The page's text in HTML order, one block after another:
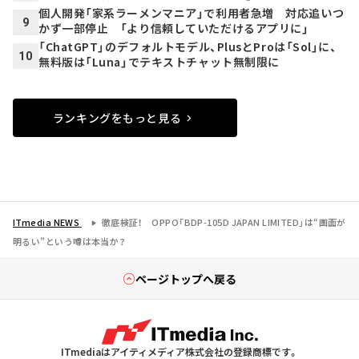
9
個人開発「家系ラーメンマニア」で利用者急増 対応追いつ
かず一部停止 「より信頼していただけるアプリに」
10
「ChatGPT」のデフォルトモデル、PlusとProは「Sol」に、
無料版は「Luna」でテキストチャット無制限に
ランキングをもっと見る
ITmedia NEWS
徹底検証！ OPPO「BDP-105D JAPAN LIMITED」は“画面が
明るい”という噂は本当か？
ページトップへ戻る
ITmediaはアイティメディア株式会社の登録商標です。